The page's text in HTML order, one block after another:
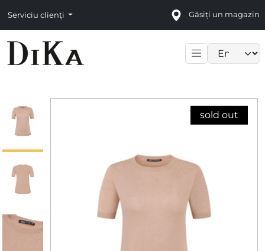
Serviciu clienți Găsiți un magazin
sold out